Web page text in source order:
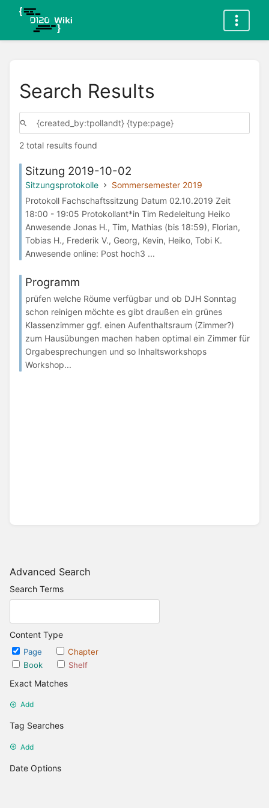
Advanced Search
Search Terms
Content Type
Page
Chapter
Book
Shelf
Exact Matches
Add
Tag Searches
Add
Date Options
Search Results
2 total results found
Sitzung 2019-10-02
Sitzungsprotokolle
Sommersemester 2019
Protokoll Fachschaftssitzung Datum 02.10.2019 Zeit
18:00 - 19:05 Protokollant*in Tim Redeleitung Heiko
Anwesende Jonas H., Tim, Mathias (bis 18:59), Florian,
Tobias H., Frederik V., Georg, Kevin, Heiko, Tobi K.
Anwesende online: Post hoch3 ...
Programm
prüfen welche Röume verfügbar und ob DJH Sonntag
schon reinigen möchte es gibt draußen ein grünes
Klassenzimmer ggf. einen Aufenthaltsraum (Zimmer?)
zum Hausübungen machen haben optimal ein Zimmer für
Orgabesprechungen und so Inhaltsworkshops
Workshop...